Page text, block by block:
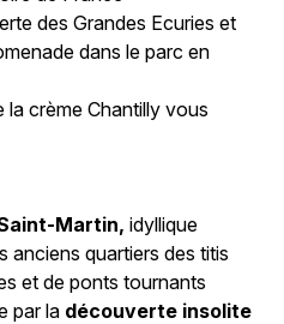
des Grandes Ecuries et
dans le parc en
crème Chantilly vous
Martin,idyllique
anciens quartiers des titis
et de ponts tournants
par la découverte insolite